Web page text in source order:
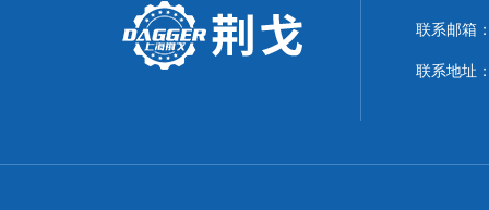
联系邮箱
联系地址